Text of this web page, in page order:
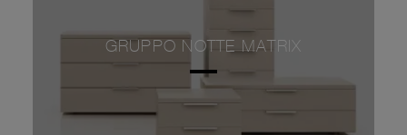
GRUPPO NOTTE MATRIX